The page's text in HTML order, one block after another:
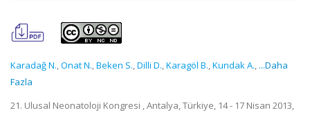
Karadağ N.,Onat N.,Beken S.,Dilli D.,Karagöl B.,Kundak A., ...Daha
Fazla
21. Ulusal Neonatoloji Kongresi , Antalya, Türkiye, 14 - 17 Nisan 2013,